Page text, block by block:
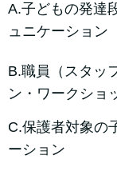
A.子どもの発達
ュニケーション
B.職員（スタッ
ン・ワークショ
C.保護者対象の
ーション